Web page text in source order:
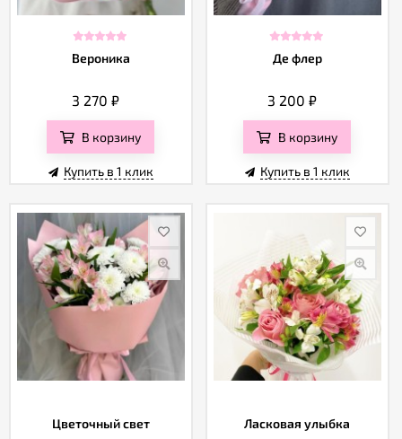
Вероника
3 270 ₽
В корзину
Купить в 1 клик
Де флер
3 200 ₽
В корзину
Купить в 1 клик
Цветочный свет Ласковая улыбка